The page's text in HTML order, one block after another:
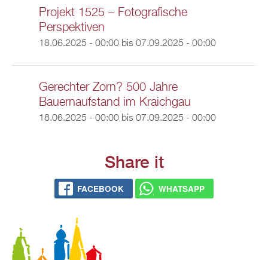
Projekt 1525 – Fotografische
Perspektiven
18.06.2025 - 00:00bis 07.09.2025 - 00:00
Gerechter Zorn? 500 Jahre
Bauernaufstand im Kraichgau
18.06.2025 - 00:00bis 07.09.2025 - 00:00
Share it
FACEBOOK WHATSAPP